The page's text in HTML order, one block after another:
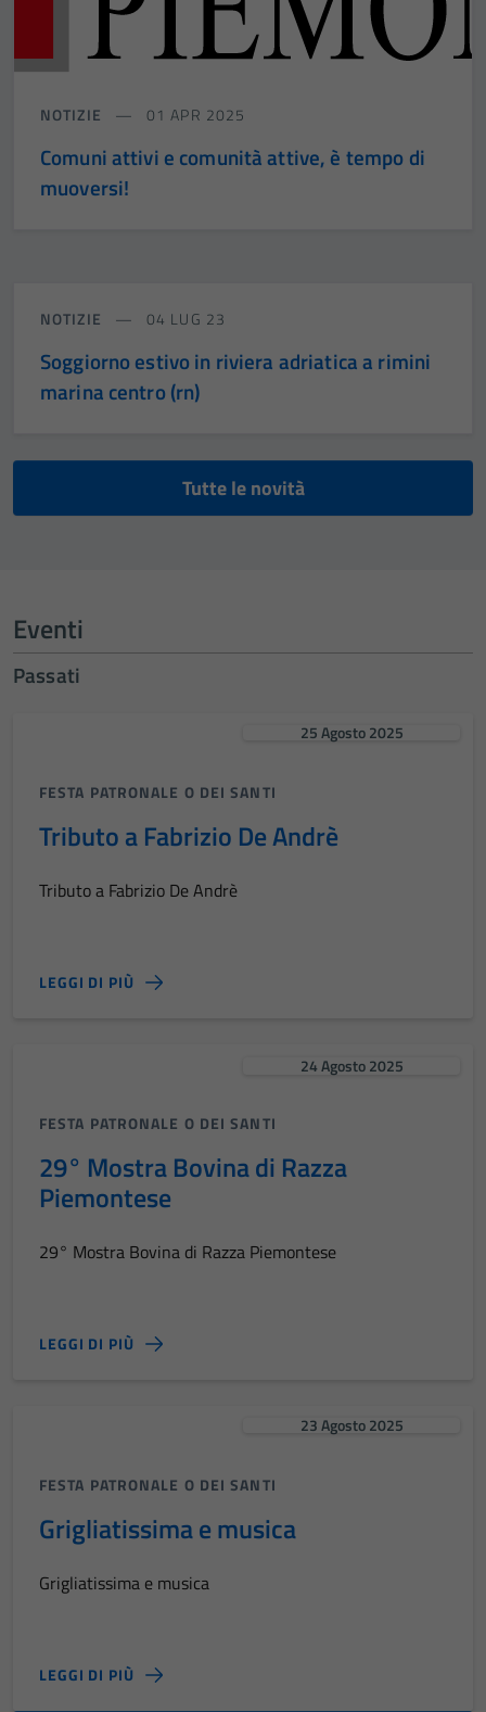
NOTIZIE 01 APR 2025
Comuni attivi e comunità attive, è tempo di
muoversi!
NOTIZIE 04 LUG 23
Soggiorno estivo in riviera adriatica a rimini
marina centro (rn)
Tutte le novità
Eventi
Passati
25 Agosto 2025
FESTA PATRONALE O DEI SANTI
Tributo a Fabrizio De Andrè
Tributo a Fabrizio De Andrè
LEGGI DI PIÙ
24 Agosto 2025
FESTA PATRONALE O DEI SANTI
29° Mostra Bovina di Razza
Piemontese
29° Mostra Bovina di Razza Piemontese
LEGGI DI PIÙ
23 Agosto 2025
FESTA PATRONALE O DEI SANTI
Grigliatissima e musica
Grigliatissima e musica
LEGGI DI PIÙ